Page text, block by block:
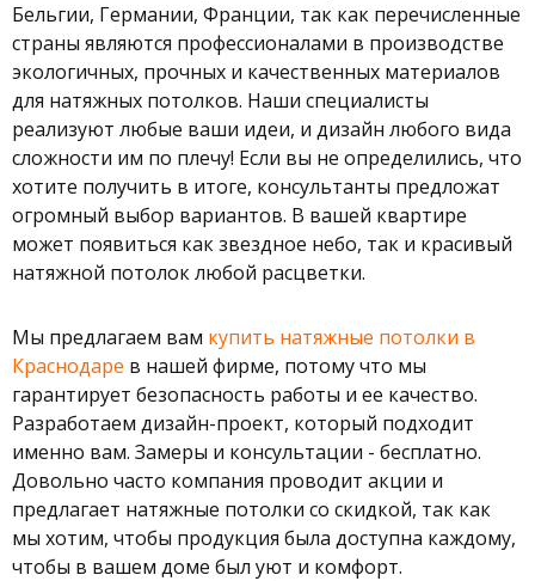
Бельгии, Германии, Франции, так как перечисленные
страны являются профессионалами в производстве
экологичных, прочных и качественных материалов
для натяжных потолков. Наши специалисты
реализуют любые ваши идеи, и дизайн любого вида
сложности им по плечу! Если вы не определились, что
хотите получить в итоге, консультанты предложат
огромный выбор вариантов. В вашей квартире
может появиться как звездное небо, так и красивый
натяжной потолок любой расцветки.
Мы предлагаем вам купить натяжные потолки в
Краснодаре в нашей фирме, потому что мы
гарантирует безопасность работы и ее качество.
Разработаем дизайн-проект, который подходит
именно вам. Замеры и консультации - бесплатно.
Довольно часто компания проводит акции и
предлагает натяжные потолки со скидкой, так как
мы хотим, чтобы продукция была доступна каждому,
чтобы в вашем доме был уют и комфорт.